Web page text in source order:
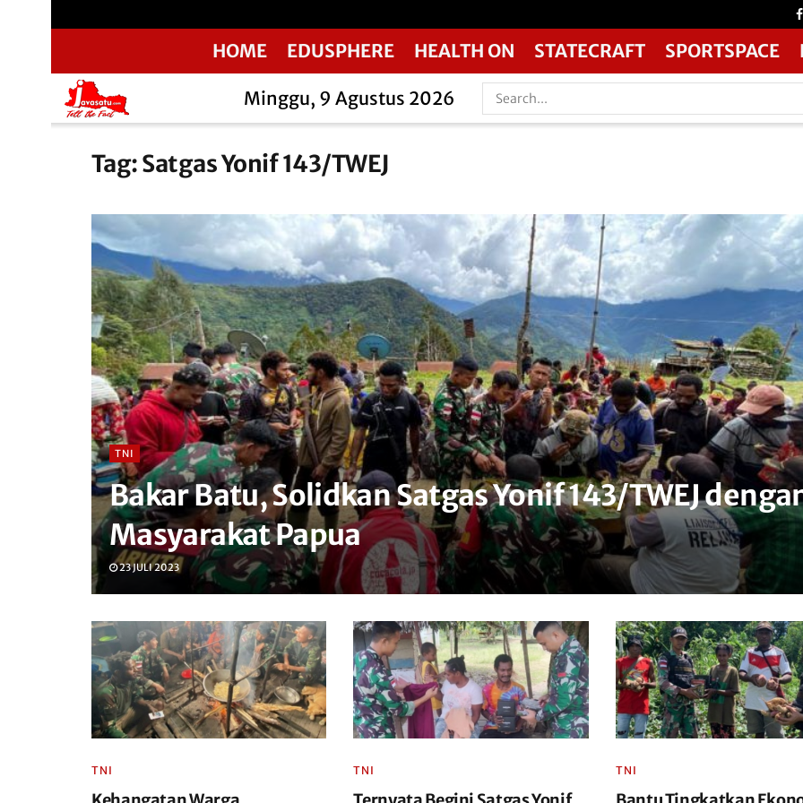
HOME EDUSPHERE HEALTH ON STATECRAFT SPORTSPACE
Minggu, 9 Agustus 2026
Tag:Satgas Yonif 143/TWEJ
TNI
Bakar Batu, Solidkan Satgas Yonif 143/TWEJ
Masyarakat Papua
23 JULI 2023
TNI TNI TNI